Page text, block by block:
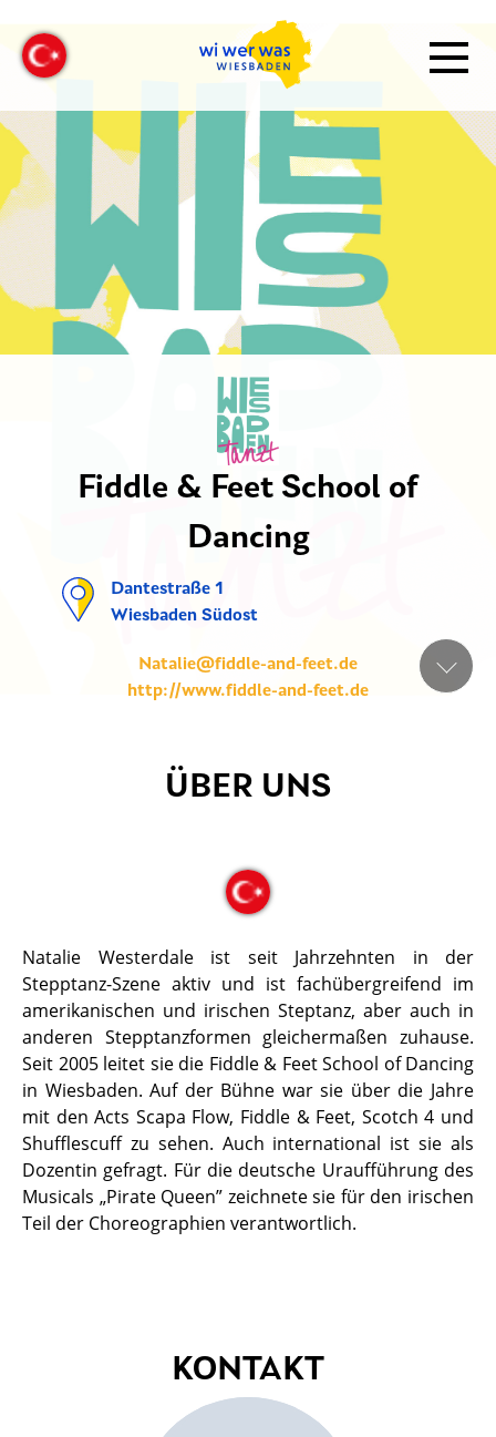
Fiddle & Feet School of
Dancing
Dantestraße 1
Wiesbaden Südost
Natalie@fiddle-and-feet.de
http://www.fiddle-and-feet.de
ÜBER UNS
Natalie Westerdale ist seit Jahrzehnten in der
Stepptanz-Szene aktiv und ist fachübergreifend im
amerikanischen und irischen Steptanz, aber auch in
anderen Stepptanzformen gleichermaßen zuhause.
Seit 2005 leitet sie die Fiddle & Feet School of Dancing
in Wiesbaden. Auf der Bühne war sie über die Jahre
mit den Acts Scapa Flow, Fiddle & Feet, Scotch 4 und
Shufflescuff zu sehen. Auch international ist sie als
Dozentin gefragt. Für die deutsche Uraufführung des
Musicals „Pirate Queen” zeichnete sie für den irischen
Teil der Choreographien verantwortlich.
KONTAKT